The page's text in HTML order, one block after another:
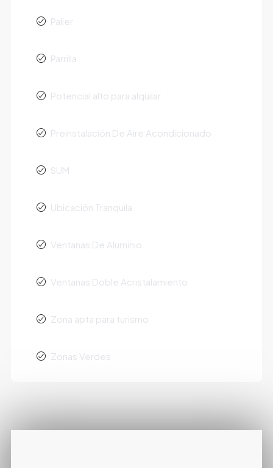
Palier
Parrilla
Potencial alto para alquilar
Preinstalación De Aire Acondicionado
SUM
Ubicación Tranquila
Ventanas De Aluminio
Ventanas Doble Acristalamiento
Zona apta para turismo
Zonas Verdes